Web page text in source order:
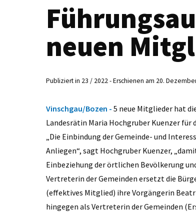
neuen
Publiziert in 23 / 2022 - Erschienen am 20.
Vinschgau/Bozen - 5 neue Mitglieder hat
Landesrätin Maria Hochgruber Kuenzer
„Die Einbindung der Gemeinde- und
Anliegen“, sagt Hochgruber Kuenzer,
Einbeziehung der örtlichen Bevölkerung
Vertreterin der Gemeinden ersetzt die
(effektives Mitglied) ihre Vorgängerin
hingegen als Vertreterin der Gemeinden